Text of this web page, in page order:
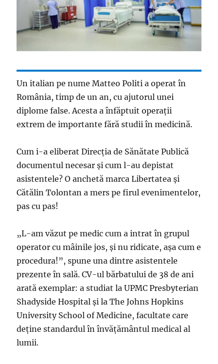
Un italian pe nume Matteo Politi a operat în
România, timp de un an, cu ajutorul unei
diplome false. Acesta a înfăptuit operații
extrem de importante fără studii în medicină.
Cum i-a eliberat Direcția de Sănătate Publică
documentul necesar și cum l-au depistat
asistentele? O anchetă marca Libertatea și
Cătălin Tolontan a mers pe firul evenimentelor,
pas cu pas!
„L-am văzut pe medic cum a intrat în grupul
operator cu mâinile jos, și nu ridicate, așa cum e
procedura!”, spune una dintre asistentele
prezente în sală. CV-ul bărbatului de 38 de ani
arată exemplar: a studiat la UPMC Presbyterian
Shadyside Hospital și la The Johns Hopkins
University School of Medicine, facultate care
deține standardul în învățământul medical al
lumii.